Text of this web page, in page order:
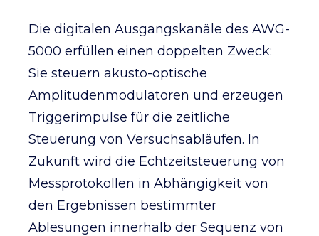
Die digitalen Ausgangskanäle des AWG-
5000 erfüllen einen doppelten Zweck:
Sie steuern akusto-optische
Amplitudenmodulatoren und erzeugen
Triggerimpulse für die zeitliche
Steuerung von Versuchsabläufen. In
Zukunft wird die Echtzeitsteuerung von
Messprotokollen in Abhängigkeit von
den Ergebnissen bestimmter
Ablesungen innerhalb der Sequenz von